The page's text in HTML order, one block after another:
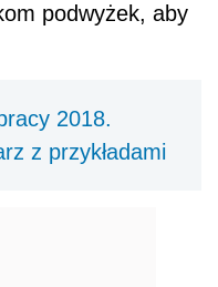
podwyżek, aby
2018.
z przykładami